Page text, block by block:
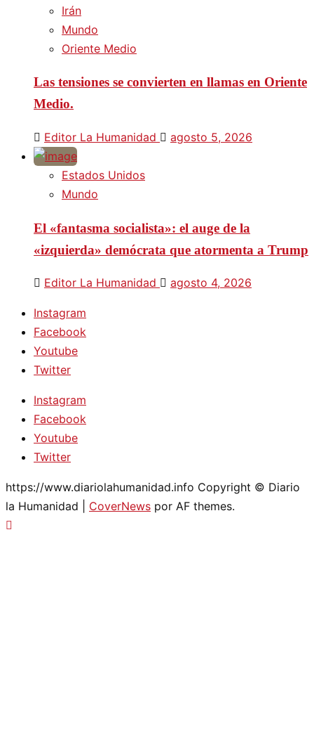
Irán
Mundo
Oriente Medio
Las tensiones se convierten en llamas en Oriente
Medio.
Editor La Humanidad agosto 5, 2026
Estados Unidos
Mundo
El «fantasma socialista»: el auge de la
«izquierda» demócrata que atormenta a Trump
Editor La Humanidad agosto 4, 2026
Instagram
Facebook
Youtube
Twitter
Instagram
Facebook
Youtube
Twitter
https://www.diariolahumanidad.info Copyright © Diario
la Humanidad
CoverNews por AF themes.